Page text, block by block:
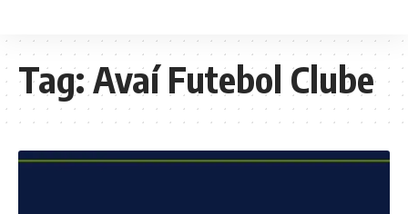
Tag:Avaí Futebol Clube